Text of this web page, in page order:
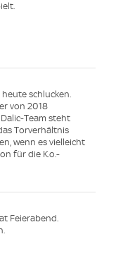
schlucken.
von 2018
Team steht
Torverhältnis
wenn es vielleicht
für die K.o.-
Feierabend.